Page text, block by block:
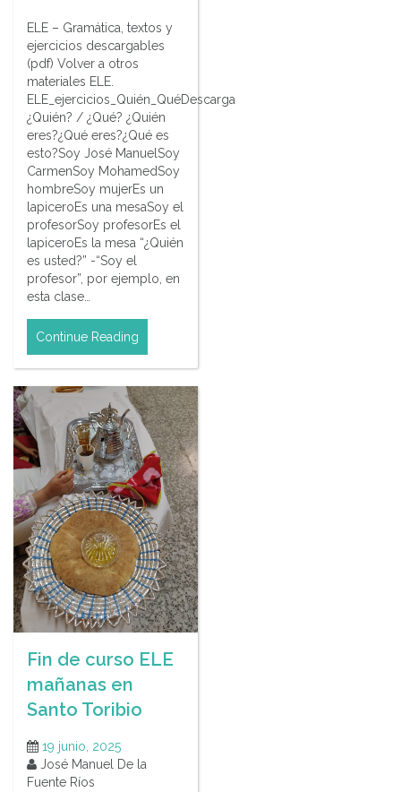
ELE – Gramática, textos y
ejercicios descargables
(pdf) Volver a otros
materiales ELE.
ELE_ejercicios_Quién_QuéDescarga
¿Quién? / ¿Qué? ¿Quién
eres?¿Qué eres?¿Qué es
esto?Soy José ManuelSoy
CarmenSoy MohamedSoy
hombreSoy mujerEs un
lapiceroEs una mesaSoy el
profesorSoy profesorEs el
lapiceroEs la mesa “¿Quién
es usted?” -“Soy el
profesor”, por ejemplo, en
esta clase…
Continue Reading
Fin de curso ELE
mañanas en
Santo Toribio
19 junio, 2025
José Manuel De la
Fuente Ríos